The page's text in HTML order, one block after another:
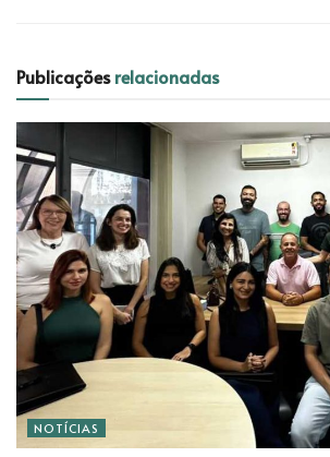
Publicaçõesrelacionadas
NOTÍCIAS